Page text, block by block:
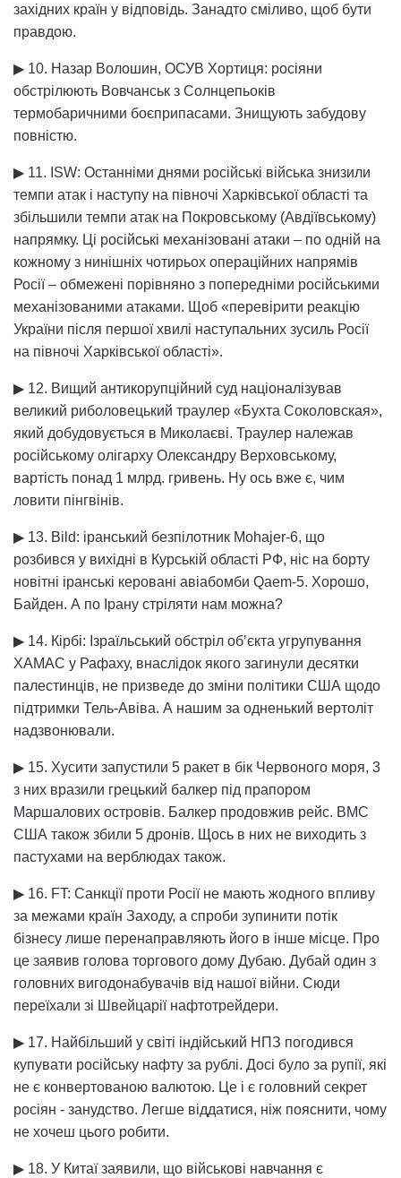
західних країн у відповідь. Занадто сміливо, щоб бути
правдою.
▶ 10. Назар Волошин, ОСУВ Хортиця: росіяни
обстрілюють Вовчанськ з Солнцепьоків
термобаричними боєприпасами. Знищують забудову
повністю.
▶ 11. ISW: Останніми днями російські війська знизили
темпи атак і наступу на півночі Харківської області та
збільшили темпи атак на Покровському (Авдіївському)
напрямку. Ці російські механізовані атаки – по одній на
кожному з нинішніх чотирьох операційних напрямів
Росії – обмежені порівняно з попередніми російськими
механізованими атаками. Щоб «перевірити реакцію
України після першої хвилі наступальних зусиль Росії
на півночі Харківської області».
▶ 12. Вищий антикорупційний суд націоналізував
великий риболовецький траулер «Бухта Соколовская»,
який добудовується в Миколаєві. Траулер належав
російському олігарху Олександру Верховському,
вартість понад 1 млрд. гривень. Ну ось вже є, чим
ловити пінгвінів.
▶ 13. Bild: іранський безпілотник Mohajer-6, що
розбився у вихідні в Курській області РФ, ніс на борту
новітні іранські керовані авіабомби Qaem-5. Хорошо,
Байден. А по Ірану стріляти нам можна?
▶ 14. Кірбі: Ізраїльський обстріл обʼєкта угрупування
ХАМАС у Рафаху, внаслідок якого загинули десятки
палестинців, не призведе до зміни політики США щодо
підтримки Тель-Авіва. А нашим за одненький вертоліт
надзвонювали.
▶ 15. Хусити запустили 5 ракет в бік Червоного моря, 3
з них вразили грецький балкер під прапором
Маршалових островів. Балкер продовжив рейс. ВМС
США також збили 5 дронів. Щось в них не виходить з
пастухами на верблюдах також.
▶ 16. FT: Санкції проти Росії не мають жодного впливу
за межами країн Заходу, а спроби зупинити потік
бізнесу лише перенаправляють його в інше місце. Про
це заявив голова торгового дому Дубаю. Дубай один з
головних вигодонабувачів від нашої війни. Сюди
переїхали зі Швейцарії нафтотрейдери.
▶ 17. Найбільший у світі індійський НПЗ погодився
купувати російську нафту за рублі. Досі було за рупії, які
не є конвертованою валютою. Це і є головний секрет
росіян - занудство. Легше віддатися, ніж пояснити, чому
не хочеш цього робити.
▶ 18. У Китаї заявили, що військові навчання є